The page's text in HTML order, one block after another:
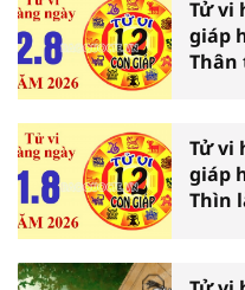
Tử vi
giáp
Thân
Tử vi
giáp
Thìn